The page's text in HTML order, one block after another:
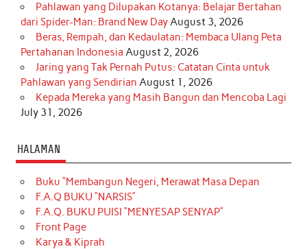
Pahlawan yang Dilupakan Kotanya: Belajar Bertahan
dari Spider-Man: Brand New DayAugust 3, 2026
Beras, Rempah, dan Kedaulatan: Membaca Ulang Peta
Pertahanan Indonesia August 2, 2026
Jaring yang Tak Pernah Putus: Catatan Cinta untuk
Pahlawan yang Sendirian August 1, 2026
Kepada Mereka yang Masih Bangun dan Mencoba Lagi
July 31, 2026
HALAMAN
Buku “Membangun Negeri, Merawat Masa Depan
F.A.Q BUKU “NARSIS”
F.A.Q. BUKU PUISI “MENYESAP SENYAP”
Front Page
Karya & Kiprah